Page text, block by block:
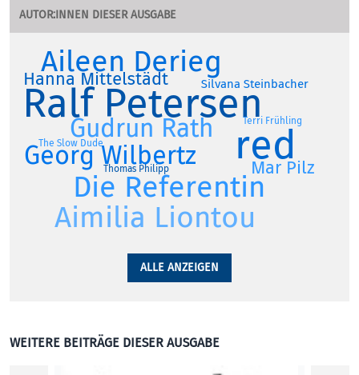
AUTOR:INNEN DIESER AUSGABE
Ralf Petersen
red
Aileen Derieg
Aimilia Liontou
Die Referentin
Georg Wilbertz
Gudrun Rath
Hanna Mittelstädt
Mar Pilz
Silvana Steinbacher
Terri Frühling
The Slow Dude
Thomas Philipp
ALLE ANZEIGEN
WEITERE BEITRÄGE DIESER AUSGABE